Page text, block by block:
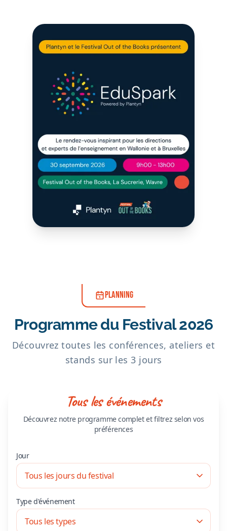
PLANNING
Programme du Festival 2026
Découvrez toutes les conférences, ateliers et
stands sur les 3 jours
Tous les événements
Découvrez notre programme complet et filtrez selon vos
préférences
Jour
Type d'événement